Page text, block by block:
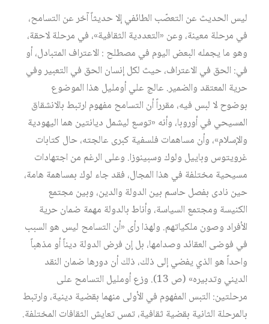
ليس الحديث عن التعصّب الطائفي إلا حديثاً آخر عن التسامح،
في مرحلة معينة، وعن «التعددية الثقافية»، في مرحلة لاحقة،
وهو ما يجمله البعض اليوم في مصطلح : الاعتراف المتبادل، أو
في: الحق في الاعتراف، حيث لكل إنسان الحق في التعبير وفي
حرية المعتقد والضمير. عالج علي أومليل هذا الموضوع
بوضوح لا لبس فيه، مقرراً أن التسامح مفهوم ارتبط بالانشقاق
المسيحي في أوروبا، وأنه «توسع ليشمل ديانتين هما اليهودية
والإسلام»، وأن مساهمات فلسفية كبرى عالجته، حال كتابات
غرويتوس وباييل ولوك وسبينوزا. وعلى الرغم من اجتهادات
مسيحية مختلفة في هذا المجال، فقد جاء لوك بمساهمة هامة،
حين نادى بفصل حاسم بين الدولة والدين، وبين مجتمع
الكنيسة ومجتمع السياسة، وأناط بالدولة مهمة ضمان حرية
الأفراد وصون ملكياتهم. ولهذا رأى «أن التسامح ليس هو السبب
في فوضى العقائد وصدامها، بل إن فرض الدولة ديناً أو مذهباً
واحداً هو الذي يفضي إلى ذلك، ذلك أن دورها ضمان النقد
الديني وتدبيره» (ص 13). وزع أومليل التسامح على
مرحلتين: التبس المفهوم في الأولى منهما بقضية دينية، وارتبط
بالمرحلة الثانية بقضية ثقافية، تمس تعايش الثقافات المختلفة.